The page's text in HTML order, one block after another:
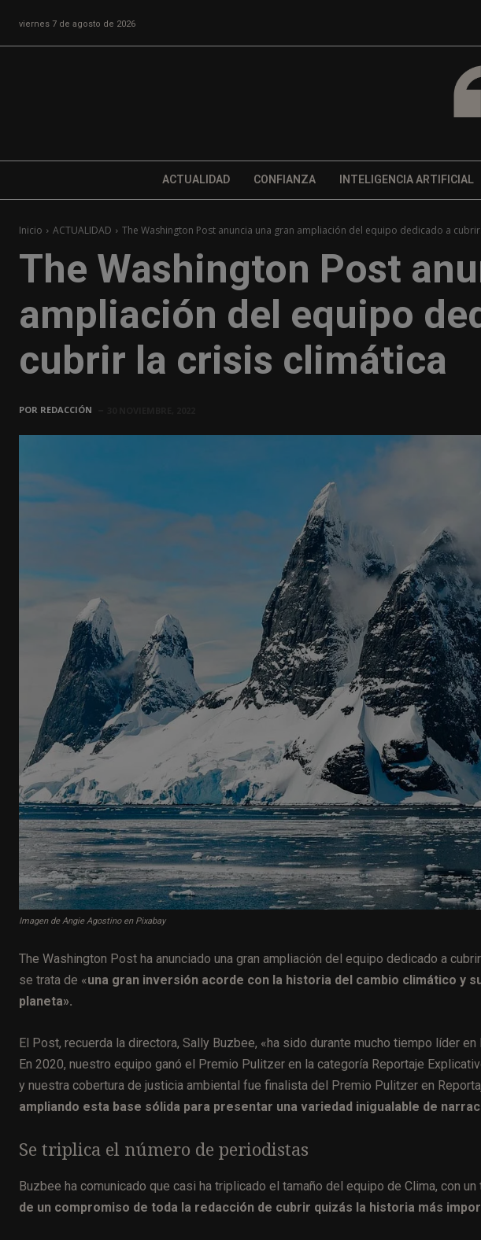
viernes 7 de agosto de 2026
ACTUALIDAD CONFIANZA INTELIGENCIA ARTIFICIAL
Inicio ACTUALIDAD The Washington Post anuncia una gran ampliación del equipo dedicado a
The Washington Post
ampliación del equipo
cubrir la crisis climática
POR REDACCIÓN
Imagen de Angie Agostino en Pixabay
The Washington Post ha anunciado una gran ampliación del equipo dedicado a
se trata de «una gran inversión acorde con la historia del cambio climático y
planeta».
El Post, recuerda la directora, Sally Buzbee, «ha sido durante mucho tiempo líder
En 2020, nuestro equipo ganó el Premio Pulitzer en la categoría Reportaje
y nuestra cobertura de justicia ambiental fue finalista del Premio Pulitzer en
ampliando esta base sólida para presentar una variedad inigualable de
Se triplica el número de periodistas
Buzbee ha comunicado que casi ha triplicado el tamaño del equipo de Clima, con
de un compromiso de toda la redacción de cubrir quizás la historia más